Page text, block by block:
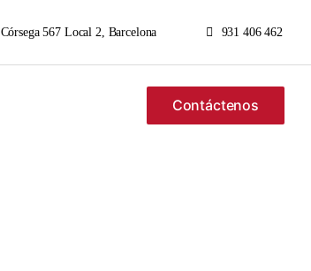
Córsega 567 Local 2, Barcelona 931 406 462
Contáctenos